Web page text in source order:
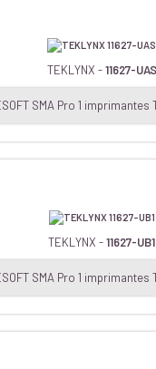
TEKLYNX -11627-UAS
SMA Pro 1 imprimantes
TEKLYNX -11627-UB1
SMA Pro 1 imprimantes